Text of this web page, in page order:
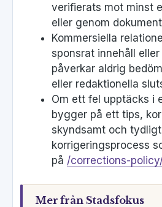
verifierats mot minst
eller genom
Kommersiella
sponsrat innehåll
påverkar aldrig
eller redaktionella
Om ett fel upptäcks i
bygger på ett tips,
skyndsamt och
korrigeringsprocess
på /corrections-policy/
Mer från Stadsfokus